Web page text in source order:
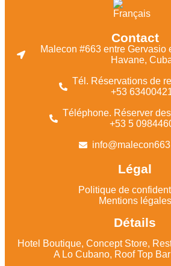
Contact
Malecon #663 entre Gervasio
Havane,
Tél. Réservations de
+53
Téléphone. Réserver
+53 5
Légal
Politique de
Mentions légales
Détails
Hotel Boutique, Concept Store,
A Lo Cubano, Roof Top